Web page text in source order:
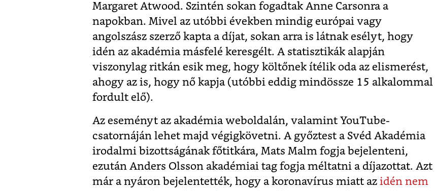
Margaret Atwood. Szintén sokan fogadtak Anne Carsonra a
napokban. Mivel az utóbbi években mindig európai vagy
angolszász szerző kapta a díjat, sokan arra is látnak esélyt, hogy
idén az akadémia másfelé keresgélt. A statisztikák alapján
viszonylag ritkán esik meg, hogy költőnek ítélik oda az elismerést,
ahogy az is, hogy nő kapja (utóbbi eddig mindössze 15 alkalommal
fordult elő).
Az eseményt az akadémia weboldalán, valamint YouTube-
csatornáján lehet majd végigkövetni. A győztest a Svéd Akadémia
irodalmi bizottságának főtitkára, Mats Malm fogja bejelenteni,
ezután Anders Olsson akadémiai tag fogja méltatni a díjazottat. Azt
már a nyáron bejelentették, hogy a koronavírus miatt az idén nem